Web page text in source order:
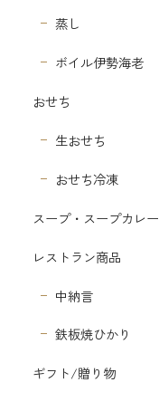
蒸し
ボイル伊勢海老
おせち
生おせち
おせち冷凍
スープ・スープカレー
レストラン商品
中納言
鉄板焼ひかり
ギフト/贈り物